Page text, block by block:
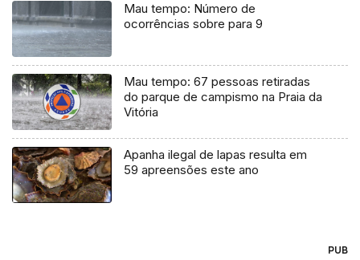
Mau tempo: Número de
ocorrências sobre para 9
Mau tempo: 67 pessoas retiradas
do parque de campismo na Praia da
Vitória
Apanha ilegal de lapas resulta em
59 apreensões este ano
PUB